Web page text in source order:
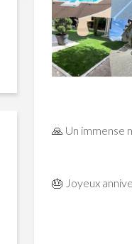
🙏 Un immense
🎂 Joyeux